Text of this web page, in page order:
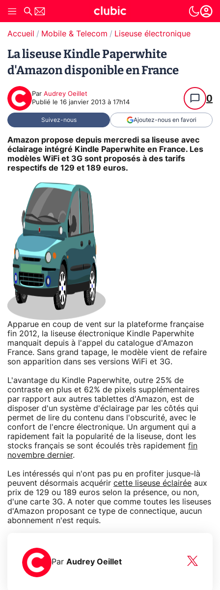
Accueil Mobile & Telecom Liseuse électronique
La liseuse Kindle Paperwhite
d'Amazon disponible en France
Par Audrey Oeillet
Publié le 16 janvier 2013 à 17h14 0
Suivez-nous Ajoutez-nous en favori
Amazon propose depuis mercredi sa liseuse avec
éclairage intégré Kindle Paperwhite en France. Les
modèles WiFi et 3G sont proposés à des tarifs
respectifs de 129 et 189 euros.
Apparue en coup de vent sur la plateforme française
fin 2012, la liseuse électronique Kindle Paperwhite
manquait depuis à l'appel du catalogue d'Amazon
France. Sans grand tapage, le modèle vient de refaire
son apparition dans ses versions WiFi et 3G.
L'avantage du Kindle Paperwhite, outre 25% de
contraste en plus et 62% de pixels supplémentaires
par rapport aux autres tablettes d'Amazon, est de
disposer d'un système d'éclairage par les côtés qui
permet de lire du contenu dans l'obscurité, avec le
confort de l'encre électronique. Un argument qui a
rapidement fait la popularité de la liseuse, dont les
stocks français se sont écoulés très rapidement fin
novembre dernier.
Les intéressés qui n'ont pas pu en profiter jusque-là
peuvent désormais acquérir cette liseuse éclairée aux
prix de 129 ou 189 euros selon la présence, ou non,
d'une carte 3G. A noter que comme toutes les liseuses
d'Amazon proposant ce type de connectique, aucun
abonnement n'est requis.
Par Audrey Oeillet